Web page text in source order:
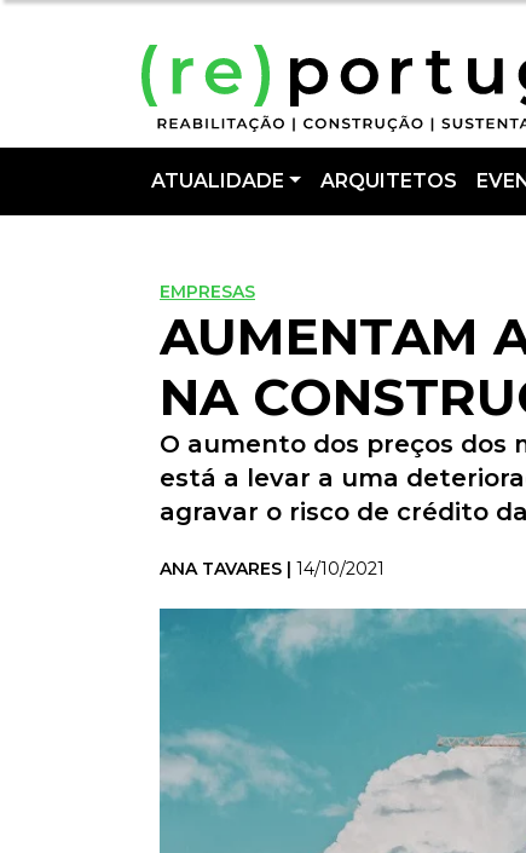
ATUALIDADE ARQUITETOS
EMPRESAS
AUMENTAM
NA
O aumento dos preços dos
está a levar a uma
agravar o risco de crédito
ANA TAVARES | 14/10/2021